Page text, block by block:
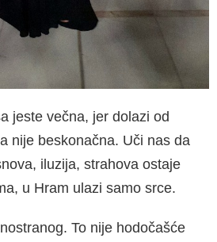
jeste večna, jer dolazi od
nije beskonačna. Uči nas da
iluzija, strahova ostaje
u Hram ulazi samo srce.
To nije hodočašće